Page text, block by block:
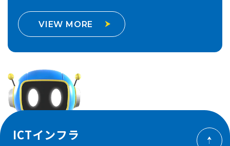
VIEW MORE
ICTインフラ